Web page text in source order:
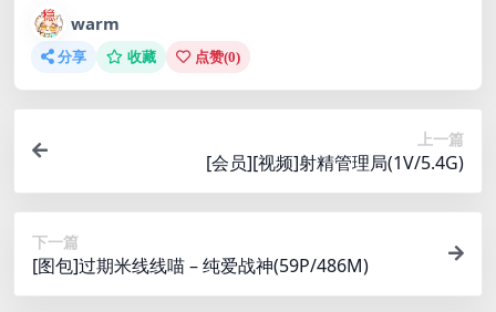
warm
分享 收藏 点赞(0)
上一篇
[会员][视频]射精管理局(1V/5.4G)
下一篇
[图包]过期米线线喵 – 纯爱战神(59P/486M)